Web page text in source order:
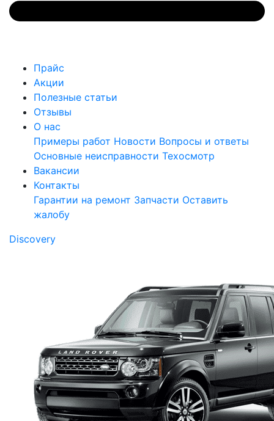
Прайс
Акции
Полезные статьи
Отзывы
О нас
Примеры работ Новости Вопросы и ответы
Основные неисправности Техосмотр
Вакансии
Контакты
Гарантии на ремонт Запчасти Оставить
жалобу
Discovery